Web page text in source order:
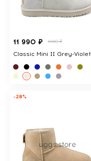
11 990 ₽ 16560 ₽
Classic Mini II Grey-Violet
-28%